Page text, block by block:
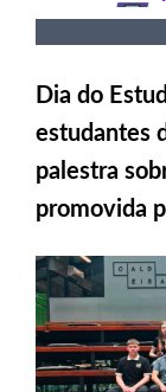
Dia do
estudantes
palestra
promovida